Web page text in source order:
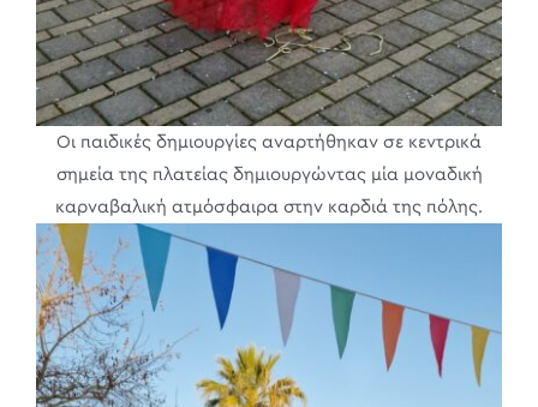
Oι παιδικές δημιουργίες αναρτήθηκαν σε κεντρικά
σημεία της πλατείας δημιουργώντας μία μοναδική
καρναβαλική ατμόσφαιρα στην καρδιά της πόλης.